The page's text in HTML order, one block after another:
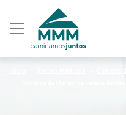
Cubierta
Programa de Manejo de Terapia de